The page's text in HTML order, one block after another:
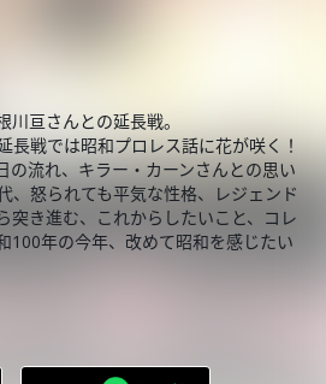
亘さんとの延長戦。
長戦では昭和プロレス話に花が咲く！
の流れ、キラー・カーンさんとの思い
、怒られても平気な性格、レジェンド
突き進む、これからしたいこと、コレ
100年の今年、改めて昭和を感じたい